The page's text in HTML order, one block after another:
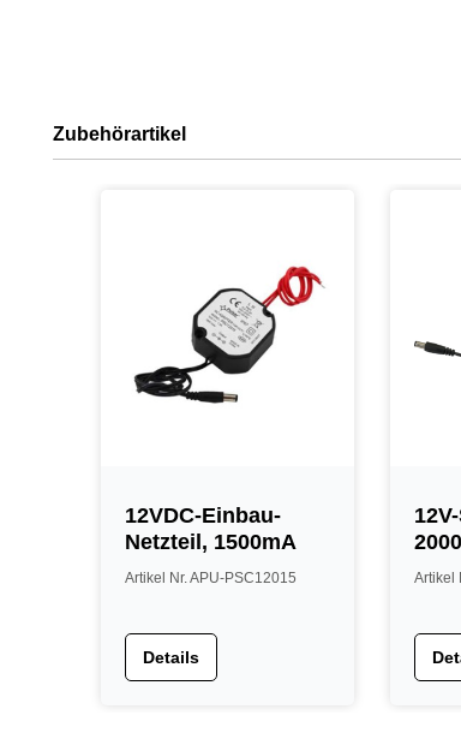
Zubehörartikel
12VDC-Einbau-
Netzteil, 1500mA
Artikel Nr. APU-PSC12015
Details
Artikel